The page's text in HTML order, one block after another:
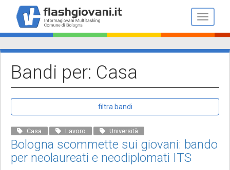
contenuto
principale
Toggle
Bandi per: Casa
filtra bandi
Casa Lavoro Università
Bologna scommette sui giovani: bando
per neolaureati e neodiplomati ITS